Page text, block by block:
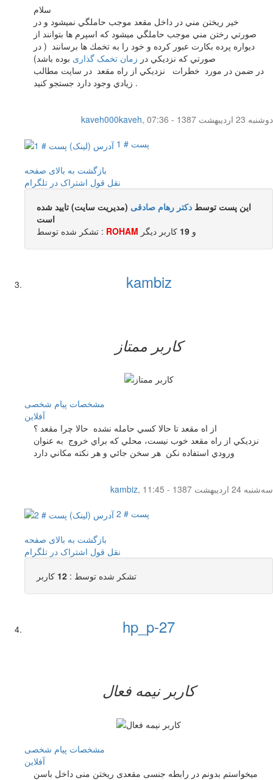
سلام
خير ريختن مني در داخل مقعد موجب حاملگي نميشود و در
صورتي رختن مني موجب حاملگي ميشود كه اسپرم ها بتوانند از
ديواره پرده بكارت عبور كرده و خود را به تخمك ها برسانند ( در
صورتي كه نزديكي در زمان تخمک گذاری بوده باشد)
در ضمن در مورد خطرات نزديكي از راه مقعد در سايت مطالب
زيادي وجود دارد جستجو كنيد .
kaveh000kaveh,
دوشنبه 23 اردیبهشت 1387 - 07:36
پست # 1
بازگشت به بالای صفحه
نقل قول اشتراک در تلگرام
این پست توسط دکتر رهام صادقی (مدیریت سایت) تایید شده
است
تشکر شده توسط : ROHAM و 19 کاربر ديگر
kambiz
کاربر ممتاز
مشخصات پیام شخصی
آفلاين
از اه مقعد تا حالا كسي حامله نشده حالا چرا مقعد ؟
نزديكي از راه مقعد خوب نيست، محلي كه براي خروج به عنوان
ورودي استفاده نكن هر سخن جائي و هر نكته مكاني دارد
kambiz,
سه‌شنبه 24 اردیبهشت 1387 - 11:45
پست # 2
بازگشت به بالای صفحه
نقل قول اشتراک در تلگرام
تشکر شده توسط : 12 کاربر
hp_p-27
کاربر نيمه فعال
مشخصات پیام شخصی
آفلاين
میخواستم بدونم در رابطه جنسی مقعدی ریختن منی داخل باسن